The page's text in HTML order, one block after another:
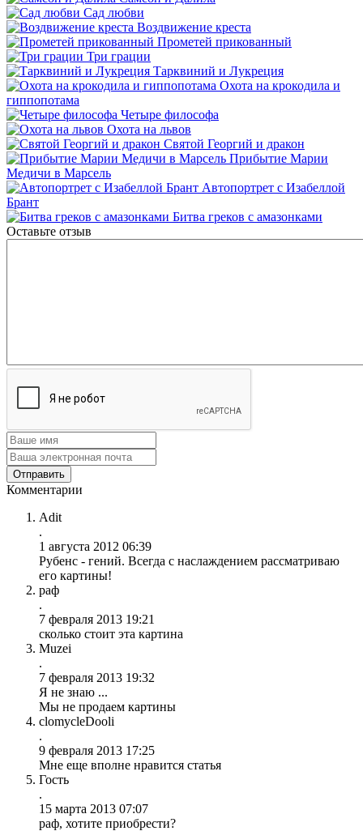
Сад любви
Воздвижение креста
Прометей прикованный
Три грации
Тарквиний и Лукреция
Охота на крокодила и
гиппопотама
Четыре философа
Охота на львов
Святой Георгий и дракон
Прибытие Марии
Медичи в Марсель
Автопортрет с Изабеллой
Брант
Битва греков с амазонками
Оставьте отзыв
Комментарии
Adit
.
1 августа 2012 06:39
Рубенс - гений. Всегда с наслаждением рассматриваю
его картины!
раф
.
7 февраля 2013 19:21
сколько стоит эта картина
Muzei
.
7 февраля 2013 19:32
Я не знаю ...
Мы не продаем картины
clomycleDooli
.
9 февраля 2013 17:25
Мне еще вполне нравится статья
Гость
.
15 марта 2013 07:07
раф, хотите приобрести?